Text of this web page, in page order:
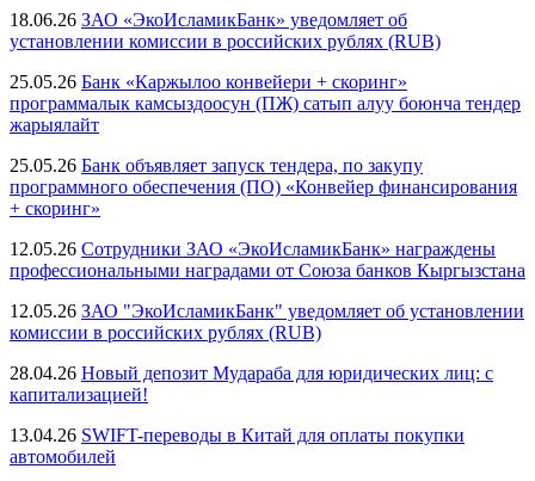
18.06.26 ЗАО «ЭкоИсламикБанк» уведомляет об
установлении комиссии в российских рублях (RUB)
25.05.26 Банк «Каржылоо конвейери + скоринг»
программалык камсыздоосун (ПЖ) сатып алуу боюнча тендер
жарыялайт
25.05.26 Банк объявляет запуск тендера, по закупу
программного обеспечения (ПО) «Конвейер финансирования
+ скоринг»
12.05.26 Сотрудники ЗАО «ЭкоИсламикБанк» награждены
профессиональными наградами от Союза банков Кыргызстана
12.05.26 ЗАО "ЭкоИсламикБанк" уведомляет об установлении
комиссии в российских рублях (RUB)
28.04.26 Новый депозит Мудараба для юридических лиц: с
капитализацией!
13.04.26 SWIFT-переводы в Китай для оплаты покупки
автомобилей